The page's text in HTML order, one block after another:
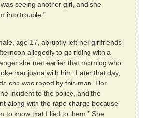
seeing another girl, and she
into trouble.”
age 17, abruptly left her girlfriends
allegedly to go riding with a
she met earlier that morning who
marijuana with him. Later that day,
she was raped by this man. Her
incident to the police, and the
along with the rape charge because
to know that I lied to them.” She